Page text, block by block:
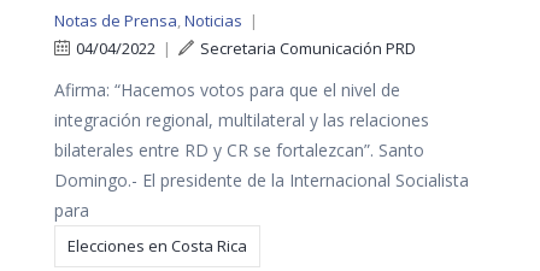
Notas de Prensa,Noticias |
04/04/2022 | Secretaria Comunicación PRD
Afirma: “Hacemos votos para que el nivel de
integración regional, multilateral y las relaciones
bilaterales entre RD y CR se fortalezcan”. Santo
Domingo.- El presidente de la Internacional Socialista
para
Elecciones en Costa Rica